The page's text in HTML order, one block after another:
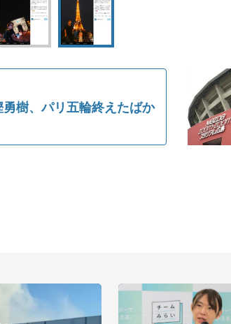
樹、パリ五輪終えたばか